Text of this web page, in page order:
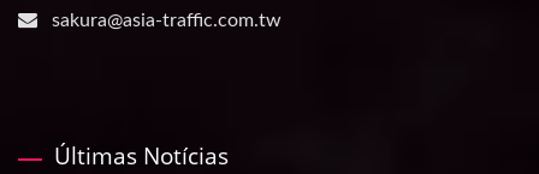
sakura@asia-traffic.com.tw
Últimas Notícias